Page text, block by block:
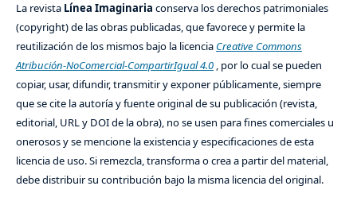
La revista Línea Imaginaria conserva los derechos patrimoniales
(copyright) de las obras publicadas, que favorece y permite la
reutilización de los mismos bajo la licencia Creative Commons
Atribución-NoComercial-CompartirIgual 4.0, por lo cual se pueden
copiar, usar, difundir, transmitir y exponer públicamente, siempre
que se cite la autoría y fuente original de su publicación (revista,
editorial, URL y DOI de la obra), no se usen para fines comerciales u
onerosos y se mencione la existencia y especificaciones de esta
licencia de uso. Si remezcla, transforma o crea a partir del material,
debe distribuir su contribución bajo la misma licencia del original.